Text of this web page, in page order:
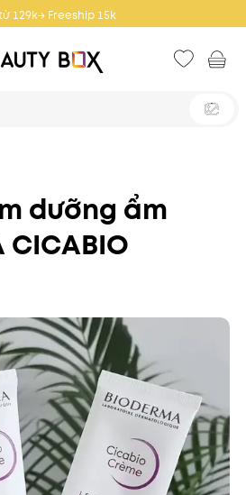
359k → Freeship 25k
dưỡng ẩm
CICABIO